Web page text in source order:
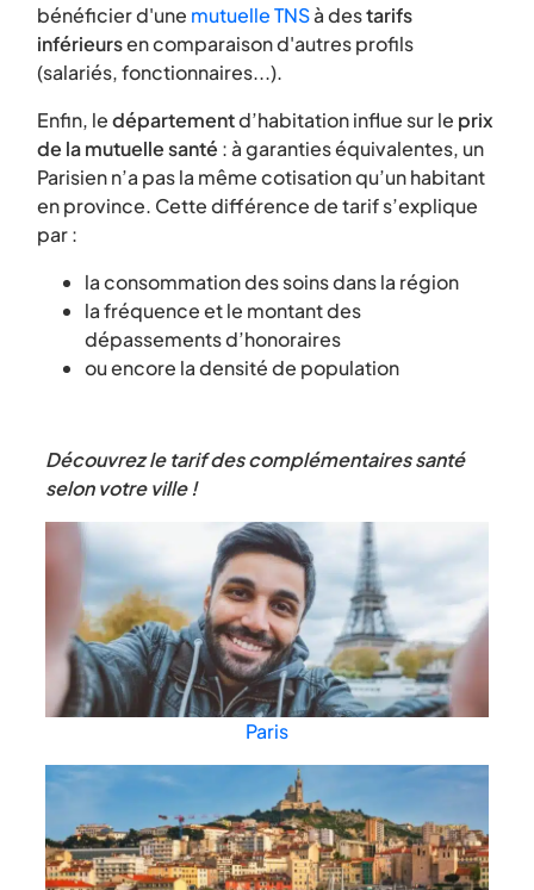
bénéficier d'une mutuelle TNSà destarifs
inférieursen comparaison d'autres profils
(salariés, fonctionnaires...).
Enfin, ledépartementd’habitation influe sur le prix
de la mutuelle santé : à garanties équivalentes, un
Parisien n’a pas la même cotisation qu’un habitant
en province. Cette différence de tarif s’explique
par :
la consommation des soins dans la région
la fréquence et le montant des
dépassements d’honoraires
ou encore la densité de population
Découvrez le tarif des complémentaires santé
selon votre ville !
Paris